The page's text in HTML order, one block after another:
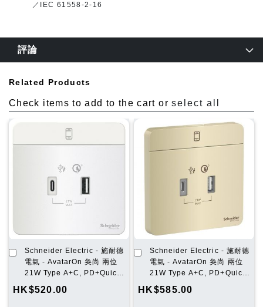
／IEC 61558-2-16
評論
Related Products
Check items to add to the cart orselect all
Schneider Electric - 施耐德
電氣 - AvatarOn 奐尚 兩位
21W Type A+C, PD+Quick
Charger3.0 USB充電插座
(搪瓷白)
HK$520.00
加
入
購
車
Schneider Electric - 施耐德
電氣 - AvatarOn 奐尚 兩位
21W Type A+C, PD+Quick
Charger3.0 USB充電插座
(沉醉金)
HK$585.00
加
入
購
車